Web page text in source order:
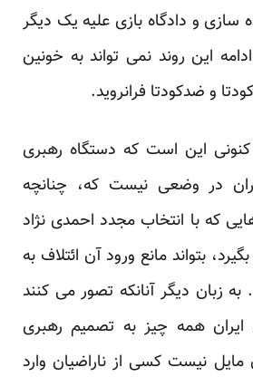
سازی و دادگاه بازی علیه یک دیگر
این روند نمی تواند به خونین
و ضدکودتا فرانروید.
این است که دستگاه رهبری
در وضعی نیست که، چنانچه
که با انتخاب مجدد احمدی نژاد
بتواند مانع ورود آن ائتلاف به
زبان دیگر آنانکه تصور می کنند
همه چیز به تصمیم رهبری
نیست کسی از ناراضیان وارد